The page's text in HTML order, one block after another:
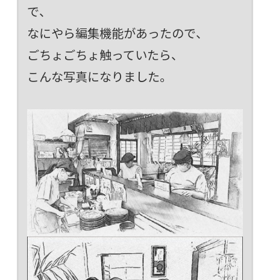
で、
なにやら編集機能があったので、
ごちょごちょ触っていたら、
こんな写真になりました。